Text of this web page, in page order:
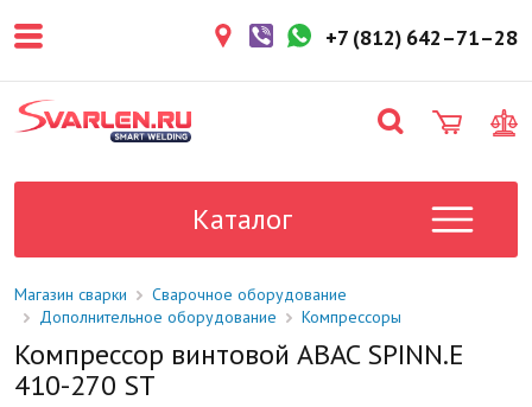
более 3 рабочих дней.
поставки в магазин: 1-2 рабочих
дня.
Данный товар отсутствует на
уточните у менеджера.
+7 (812) 642–71–28
Каталог
Магазин сварки
Сварочное оборудование
Дополнительное оборудование
Компрессоры
Компрессор винтовой ABAC SPINN.E
410-270 ST